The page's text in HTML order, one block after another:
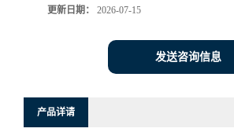
更新日期： 2026-07-15
发送咨询信息
产品详请